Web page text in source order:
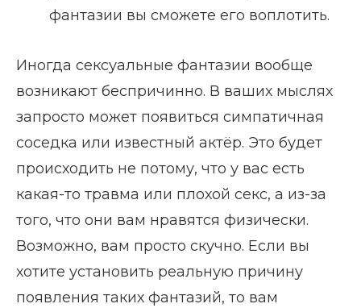
фантазии вы сможете его воплотить.
Иногда сексуальные фантазии вообще
возникают беспричинно. В ваших мыслях
запросто может появиться симпатичная
соседка или известный актёр. Это будет
происходить не потому, что у вас есть
какая-то травма или плохой секс, а из-за
того, что они вам нравятся физически.
Возможно, вам просто скучно. Если вы
хотите установить реальную причину
появления таких фантазий, то вам